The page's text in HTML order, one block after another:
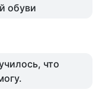
обуви
что